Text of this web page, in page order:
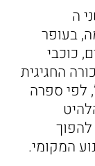
ה
בעופר
כוכבי
החגיגית
לפי ספרה
המקומי.